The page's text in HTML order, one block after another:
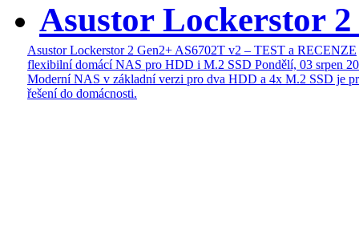
Asustor Lockerstor
Asustor Lockerstor 2 Gen2+ AS6702T v2 – TEST a RECENZE
flexibilní domácí NAS pro HDD i M.2 SSD Pondělí, 03 srpen
Moderní NAS v základní verzi pro dva HDD a 4x M.2 SSD je
řešení do domácnosti.